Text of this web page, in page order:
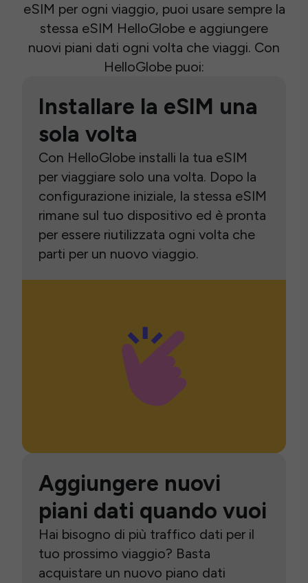
eSIM per ogni viaggio, puoi usare sempre la
stessa eSIM HelloGlobe e aggiungere
nuovi piani dati ogni volta che viaggi. Con
HelloGlobe puoi:
Installare la eSIM una
sola volta
Con HelloGlobe installi la tua eSIM
per viaggiare solo una volta. Dopo la
configurazione iniziale, la stessa eSIM
rimane sul tuo dispositivo ed è pronta
per essere riutilizzata ogni volta che
parti per un nuovo viaggio.
Aggiungere nuovi
piani dati quando vuoi
Hai bisogno di più traffico dati per il
tuo prossimo viaggio? Basta
acquistare un nuovo piano dati